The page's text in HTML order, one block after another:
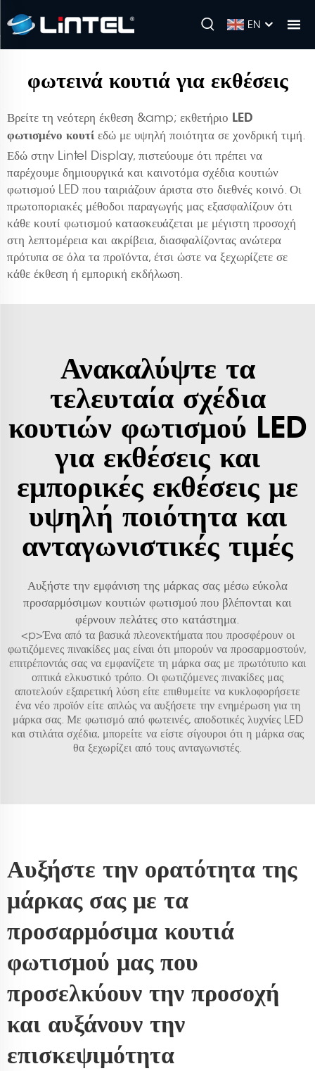
EN
φωτεινά κουτιά για εκθέσεις
Βρείτε τη νεότερη έκθεση &amp; εκθετήριο LED
φωτισμένο κουτί εδώ με υψηλή ποιότητα σε χονδρική τιμή.
Εδώ στην Lintel Display, πιστεύουμε ότι πρέπει να
παρέχουμε δημιουργικά και καινοτόμα σχέδια κουτιών
φωτισμού LED που ταιριάζουν άριστα στο διεθνές κοινό. Οι
πρωτοποριακές μέθοδοι παραγωγής μας εξασφαλίζουν ότι
κάθε κουτί φωτισμού κατασκευάζεται με μέγιστη προσοχή
στη λεπτομέρεια και ακρίβεια, διασφαλίζοντας ανώτερα
πρότυπα σε όλα τα προϊόντα, έτσι ώστε να ξεχωρίζετε σε
κάθε έκθεση ή εμπορική εκδήλωση.
Ανακαλύψτε τα
τελευταία σχέδια
κουτιών φωτισμού LED
για εκθέσεις και
εμπορικές εκθέσεις με
υψηλή ποιότητα και
ανταγωνιστικές τιμές
Αυξήστε την εμφάνιση της μάρκας σας μέσω εύκολα
προσαρμόσιμων κουτιών φωτισμού που βλέπονται και
φέρνουν πελάτες στο κατάστημα.
<p>Ένα από τα βασικά πλεονεκτήματα που προσφέρουν οι
φωτιζόμενες πινακίδες μας είναι ότι μπορούν να προσαρμοστούν,
επιτρέποντάς σας να εμφανίζετε τη μάρκα σας με πρωτότυπο και
οπτικά ελκυστικό τρόπο. Οι φωτιζόμενες πινακίδες μας
αποτελούν εξαιρετική λύση είτε επιθυμείτε να κυκλοφορήσετε
ένα νέο προϊόν είτε απλώς να αυξήσετε την ενημέρωση για τη
μάρκα σας. Με φωτισμό από φωτεινές, αποδοτικές λυχνίες LED
και στιλάτα σχέδια, μπορείτε να είστε σίγουροι ότι η μάρκα σας
θα ξεχωρίζει από τους ανταγωνιστές.
Αυξήστε την ορατότητα της
μάρκας σας με τα
προσαρμόσιμα κουτιά
φωτισμού μας που
προσελκύουν την προσοχή
και αυξάνουν την
επισκεψιμότητα